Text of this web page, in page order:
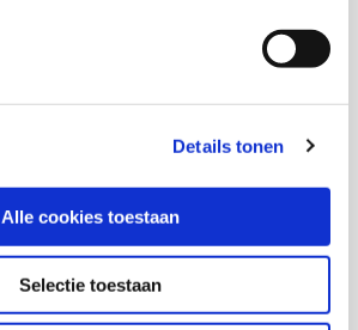
Details tonen
Alle cookies toestaan
Selectie toestaan